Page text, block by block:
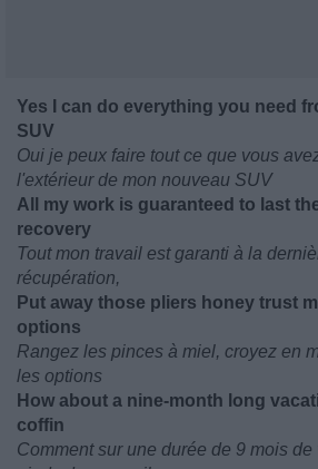
Yes I can do everything you need
SUV
Oui je peux faire tout ce que vous
l'extérieur de mon nouveau SUV
All my work is guaranteed to last
recovery
Tout mon travail est garanti à la
récupération,
Put away those pliers honey trust
options
Rangez les pinces à miel, croyez en
les options
How about a nine-month long
coffin
Comment sur une durée de 9 mois